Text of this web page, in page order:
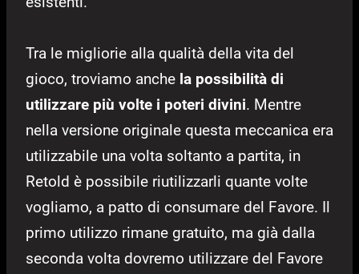
Tra le migliorie alla qualità della vita del
gioco, troviamo anche la possibilità di
utilizzare più volte i poteri divini. Mentre
nella versione originale questa meccanica era
utilizzabile una volta soltanto a partita, in
Retold è possibile riutilizzarli quante volte
vogliamo, a patto di consumare del Favore. Il
primo utilizzo rimane gratuito, ma già dalla
seconda volta dovremo utilizzare del Favore